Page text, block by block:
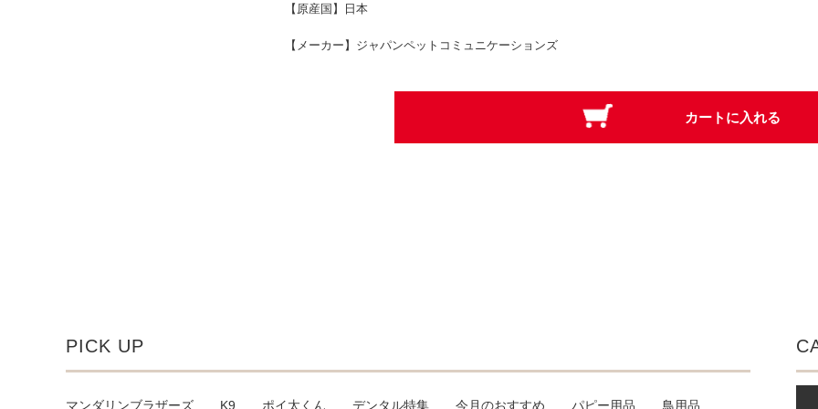
【原産国】 日本
【メーカー】 ジャパンペットコミュニケーションズ
PICK UP
マンダリンブラザーズ K9 ポイ太くん デンタル特集 今月のおすすめ パピー用品 鳥用品